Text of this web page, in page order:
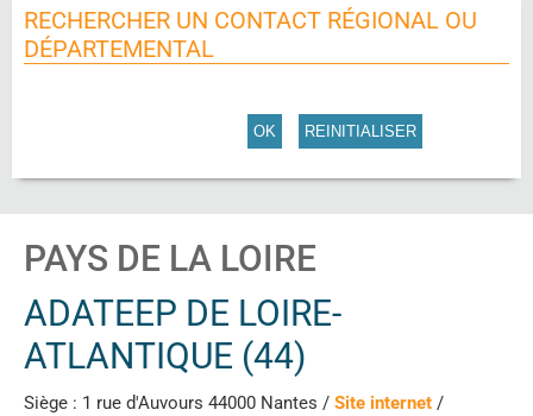
RECHERCHER UN CONTACT RÉGIONAL OU
DÉPARTEMENTAL
OK REINITIALISER
PAYS DE LA LOIRE
ADATEEP DE LOIRE-
ATLANTIQUE (44)
Siège : 1 rue d'Auvours 44000 Nantes / Site internet /